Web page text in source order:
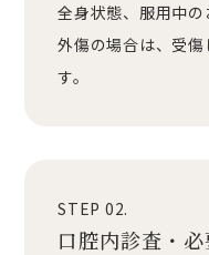
全身状態、服用中
外傷の場合は、受
す。
STEP 02.
口腔内診査・